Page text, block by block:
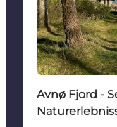
Avnø Fjord -